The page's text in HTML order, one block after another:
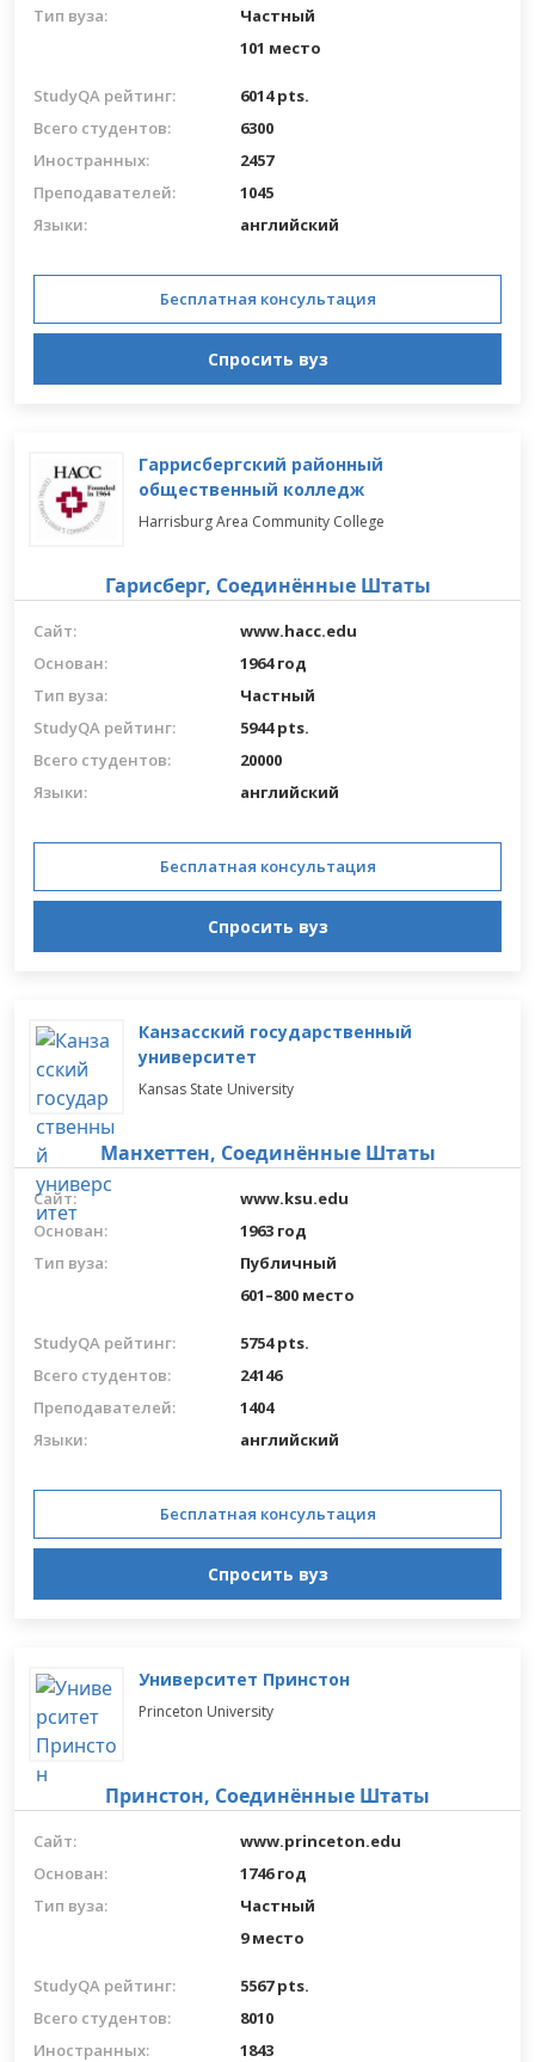
Тип вуза:
Частный
101 место
StudyQA рейтинг:
6014 pts.
Всего студентов:
6300
Иностранных:
2457
Преподавателей:
1045
Языки:
английский
Бесплатная консультация
Спросить вуз
Гаррисбергский районный
общественный колледж
Harrisburg Area Community College
Гарисберг, Соединённые Штаты
Сайт:
www.hacc.edu
Основан:
1964 год
Тип вуза:
Частный
StudyQA рейтинг:
5944 pts.
Всего студентов:
20000
Языки:
английский
Бесплатная консультация
Спросить вуз
Канзасский государственный
университет
Kansas State University
Манхеттен, Соединённые Штаты
Сайт:
www.ksu.edu
Основан:
1963 год
Тип вуза:
Публичный
601–800 место
StudyQA рейтинг:
5754 pts.
Всего студентов:
24146
Преподавателей:
1404
Языки:
английский
Бесплатная консультация
Спросить вуз
Университет Принстон
Princeton University
Принстон, Соединённые Штаты
Сайт:
www.princeton.edu
Основан:
1746 год
Тип вуза:
Частный
9 место
StudyQA рейтинг:
5567 pts.
Всего студентов:
8010
Иностранных:
1843